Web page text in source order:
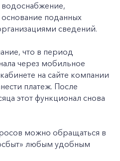
водоснабжение,
поданных
сведений.
что в период
через мобильное
на сайте компании
платеж. После
этот функционал снова
можно обращаться в
любым удобным